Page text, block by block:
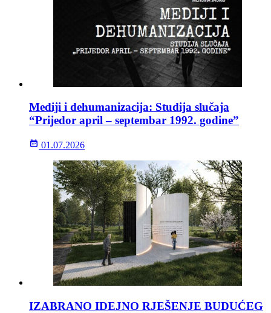
Mediji i dehumanizacija: Studija slučaja
“Prijedor april – septembar 1992. godine”
01.07.2026
IZABRANO IDEJNO RJEŠENJE BUDUĆEG